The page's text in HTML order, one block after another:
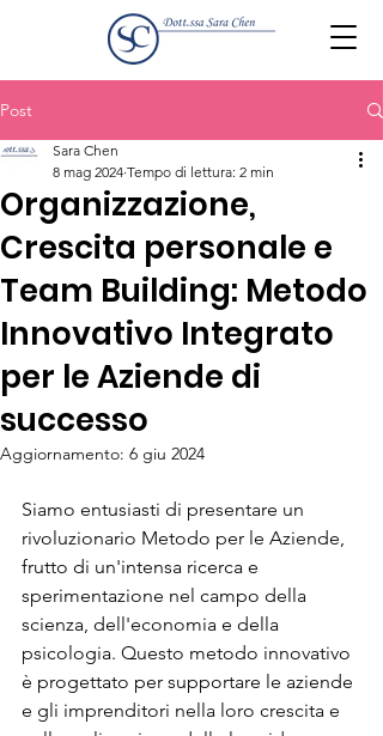
Post
Organizzazione,
Crescita personale e
Team Building: Metodo
Innovativo Integrato
per le Aziende di
successo
Sara Chen
8 mag 2024 Tempo di lettura: 2 min
Aggiornamento: 6 giu 2024
Siamo entusiasti di presentare un
rivoluzionario Metodo per le Aziende,
frutto di un'intensa ricerca e
sperimentazione nel campo della
scienza, dell'economia e della
psicologia. Questo metodo innovativo
è progettato per supportare le aziende
e gli imprenditori nella loro crescita e